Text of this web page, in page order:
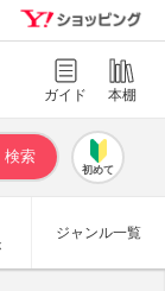
ガイド 本棚
初めて
ジャンル一覧